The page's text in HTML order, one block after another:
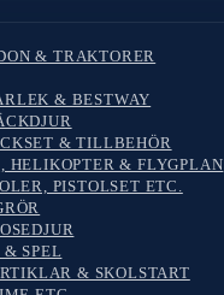
& TRAKTORER
& BESTWAY
& TILLBEHÖR
HELIKOPTER & FLYGPLAN
PISTOLSET ETC.
& SPEL
& SKOLSTART